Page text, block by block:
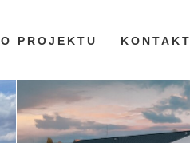
O PROJEKTU KONTAKT